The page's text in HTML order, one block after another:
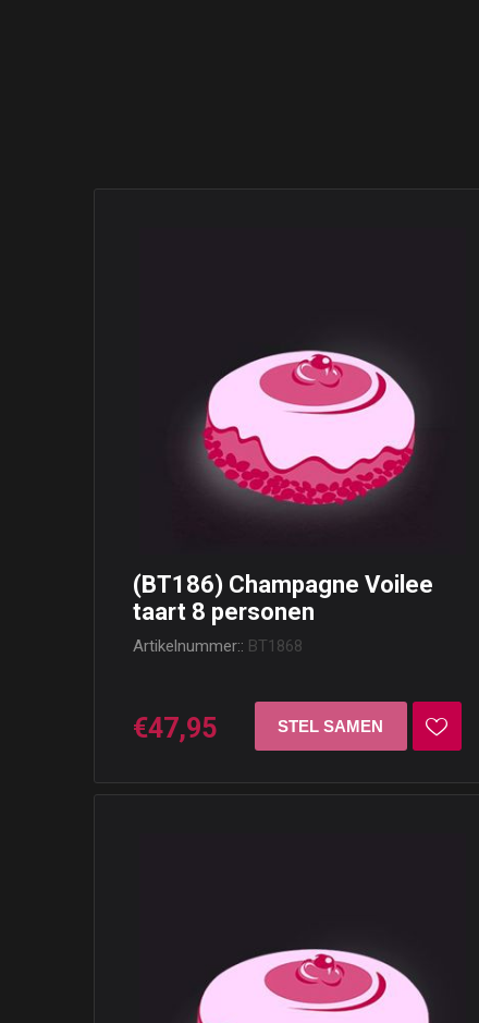
(BT186) Champagne Voilee
taart 8 personen
Artikelnummer:: BT1868
€47,95